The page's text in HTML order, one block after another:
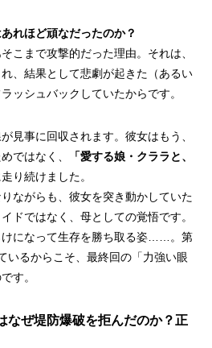
れほど頑なだったのか？
こまで攻撃的だった理由。それは、
、結果として悲劇が起きた（あるい
ッシュバックしていたからです。
見事に回収されます。彼女はもう、
ではなく、
「愛する娘・クララと、
り続けました。
ながらも、彼女を突き動かしていた
ドではなく、 母としての覚悟です。
けになって生存を勝ち取る姿……。第
いるからこそ、最終回の「力強い眼
す。
なぜ堤防爆破を拒んだのか？正